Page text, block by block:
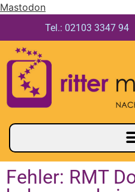
Mastodon
Tel.: 02103 3347
Fehler: RMT